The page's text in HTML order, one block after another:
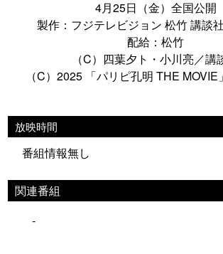
4月25日（金）全国公開
製作：フジテレビジョン 松竹 講談
配給：松竹
（C）四葉夕ト・小川亮／講
（C）2025 「パリピ孔明 THE
放映時間
番組情報無し
関連番組
-